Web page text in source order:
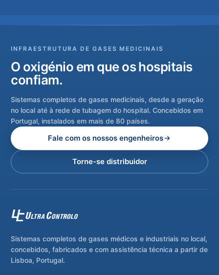
INFRAESTRUTURA DE GASES MEDICINAIS
O oxigénio em que os hospitais
confiam.
Sistemas completos de gases medicinais, desde a geração
no local até à rede de tubagem do hospital. Concebidos em
Portugal, instalados em mais de 80 países.
Fale com os nossos engenheiros
Torne-se distribuidor
Sistemas completos de gases médicos e industriais no local,
concebidos, fabricados e com assistência técnica a partir de
Lisboa, Portugal.